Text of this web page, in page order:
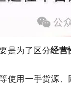
是为了区分经营
用一手货源